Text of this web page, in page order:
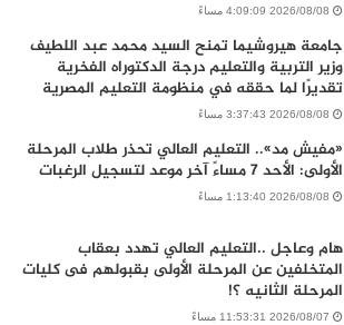
2026/08/08 4:09:09 مساءً
جامعة هيروشيما تمنح السيد محمد عبد اللطيف
وزير التربية والتعليم درجة الدكتوراه الفخرية
تقديرًا لما حققه في منظومة التعليم المصرية
2026/08/08 3:37:43 مساءً
«مفيش مد».. التعليم العالي تحذر طلاب المرحلة
الأولى: الأحد 7 مساءً آخر موعد لتسجيل الرغبات
2026/08/08 1:13:40 مساءً
هام وعاجل ..التعليم العالي تهدد بعقاب
المتخلفين عن المرحلة الأولى بقبولهم فى كليات
المرحلة الثانيه ؟!
2026/08/07 11:53:31 مساءً